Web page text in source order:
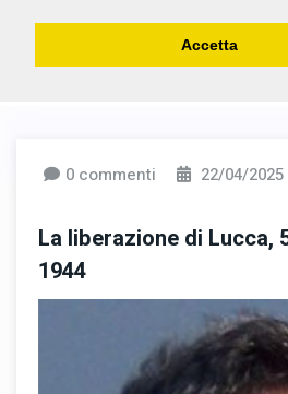
Accetta
0 commenti 22/04/2025
La liberazione di Lucca,
1944